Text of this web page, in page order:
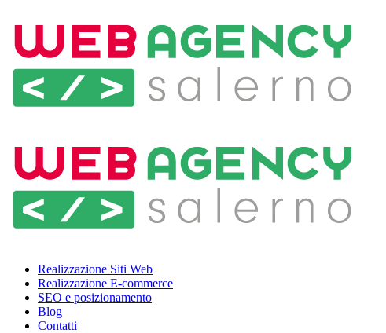
Realizzazione Siti Web
Realizzazione E-commerce
SEO e posizionamento
Blog
Contatti